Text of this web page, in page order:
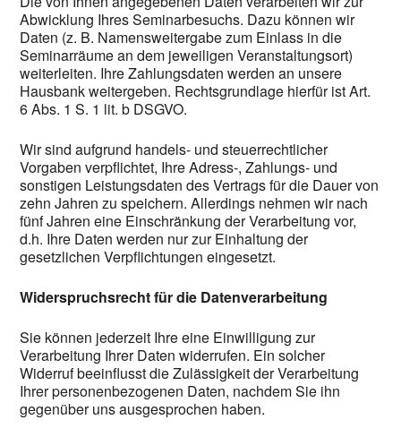
Abwicklung Ihres Seminarbesuchs. Dazu können wir
Daten (z. B. Namensweitergabe zum Einlass in die
Seminarräume an dem jeweiligen Veranstaltungsort)
weiterleiten. Ihre Zahlungsdaten werden an unsere
Hausbank weitergeben. Rechtsgrundlage hierfür ist Art.
6 Abs. 1 S. 1 lit. b DSGVO.
Wir sind aufgrund handels- und steuerrechtlicher
Vorgaben verpflichtet, Ihre Adress-, Zahlungs- und
sonstigen Leistungsdaten des Vertrags für die Dauer von
zehn Jahren zu speichern. Allerdings nehmen wir nach
fünf Jahren eine Einschränkung der Verarbeitung vor,
d.h. Ihre Daten werden nur zur Einhaltung der
gesetzlichen Verpflichtungen eingesetzt.
Widerspruchsrecht für die Datenverarbeitung
Sie können jederzeit Ihre eine Einwilligung zur
Verarbeitung Ihrer Daten widerrufen. Ein solcher
Widerruf beeinflusst die Zulässigkeit der Verarbeitung
Ihrer personenbezogenen Daten, nachdem Sie ihn
gegenüber uns ausgesprochen haben.